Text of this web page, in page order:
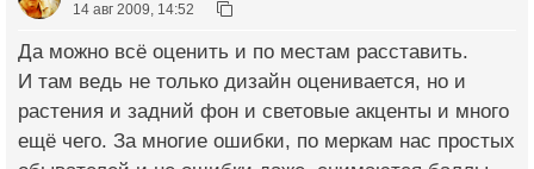
14 авг 2009, 14:52
Да можно всё оценить и по местам расставить.
И там ведь не только дизайн оценивается, но и
растения и задний фон и световые акценты и много
ещё чего. За многие ошибки, по меркам нас простых